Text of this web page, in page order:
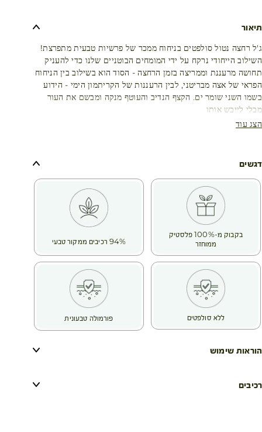
תיאור
ג'ל רחצה נטול סולפטים בניחוח ממכר של פרשיות טבעית מתפרצת!
השילוב הייחודי נרקח על ידי המומחים הבוטניים שלנו כדי להעניק
תחושה מרעננת וממריצה בזמן הרחצה - הסוד הוא בשילוב בין הניחוח
הפראי של אצה מבריטני, לבין הרעננות של הקריתמון הימי - הידוע
בשמו השני שומר ים. הקצף הנדיב והעוטף מנקה ומבשם את העור
מבלי לייבש אותו
הצג עוד
דגשים
בקבוק מ-100% פלסטיק
ממוחזר
94% רכיבים ממקור טבעי
ללא סולפטים פורמולה טבעונית
הוראות שימוש
רכיבים